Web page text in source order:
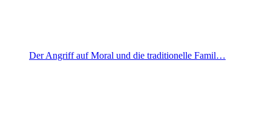
Der Angriff auf Moral und die traditionelle Famil…